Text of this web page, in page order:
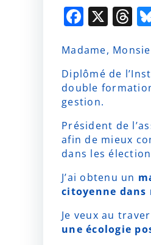
X
Madame,
Diplômé de
double
gestion.
Président de
afin de mieux
dans les
J’ai obtenu un
citoyenne dans
Je veux au
une écologie